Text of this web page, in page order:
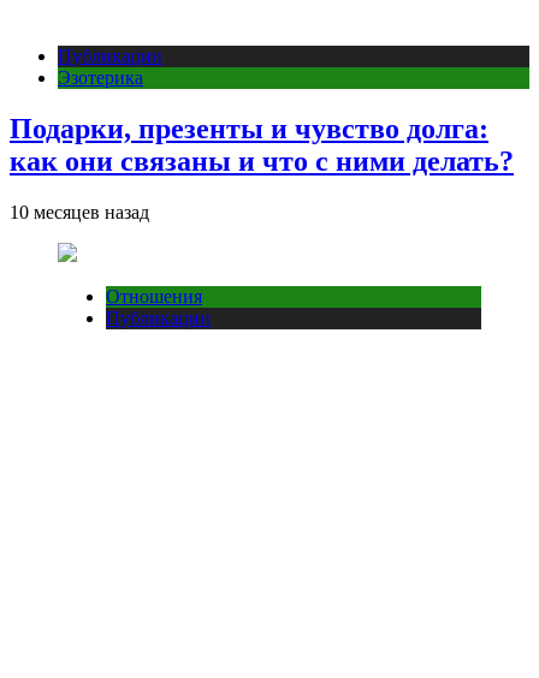
Публикации
Эзотерика
Подарки, презенты и чувство долга:
как они связаны и что с ними делать?
10 месяцев назад
Отношения
Публикации